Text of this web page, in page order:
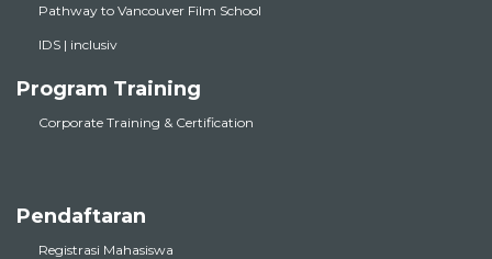
Pathway to Vancouver Film School
IDS | inclusiv
Program Training
Corporate Training & Certification
Pendaftaran
Registrasi Mahasiswa